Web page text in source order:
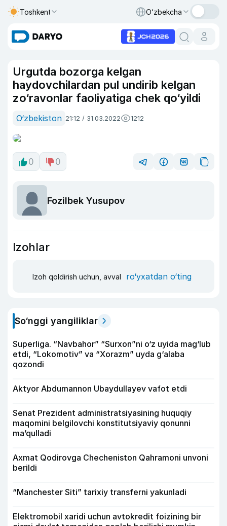
Toshkent O‘zbekcha
Urgutda bozorga kelgan
haydovchilardan pul undirib kelgan
zo‘ravonlar faoliyatiga chek qo‘yildi
O‘zbekiston 21:12 / 31.03.2022 1212
0 0
Fozilbek Yusupov
Izohlar
Izoh qoldirish uchun, avval ro‘yxatdan o‘ting
So‘nggi yangiliklar
Superliga. “Navbahor” “Surxon”ni o‘z uyida mag‘lub
etdi, “Lokomotiv” va “Xorazm” uyda g‘alaba
qozondi
Aktyor Abdu­mannon Ubaydullayev vafot etdi
Senat Prezident administratsiyasining huquqiy
maqomini belgilovchi konstitutsiyaviy qonunni
ma’qulladi
Axmat Qodirovga Checheniston Qahramoni unvoni
berildi
“Manchester Siti” tarixiy transferni yakunladi
Elektromobil xaridi uchun avtokredit foizining bir